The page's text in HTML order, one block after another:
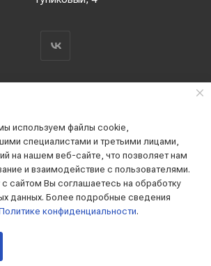
АО КПК "Ставропольстройопторг"
Все права защищены
используем файлы cookie,
специалистами и третьими лицами,
на нашем веб-сайте, что позволяет нам
и взаимодействие с пользователями.
сайтом Вы соглашаетесь на обработку
данных. Более подробные сведения
конфиденциальности.